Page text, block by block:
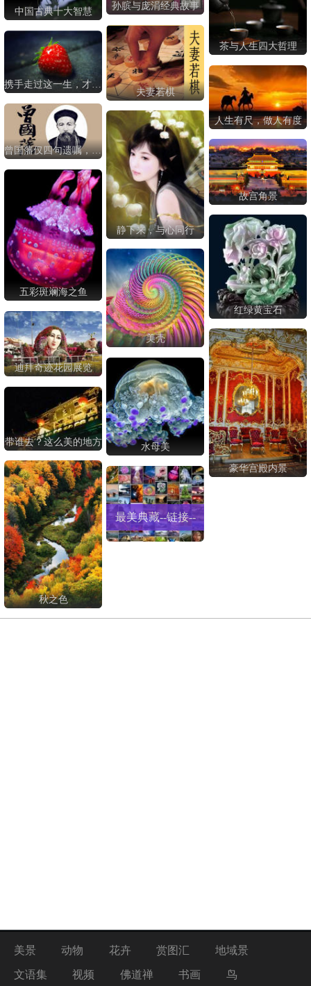
孙膑与庞涓经典故事
中国古典十大智慧
茶与人生四大哲理
夫妻若棋
人生有尺，做人有度
曾国藩仅四句遗嘱，后代竟没出一个败家子
静下来，与心同行
故宫角景
五彩斑斓海之鱼
红绿黄宝石
美壳
迪拜奇迹花园展览
豪华宫殿内景
水母美
带谁去？这么美的地方
秋之色
最美典藏--链接--
美景 动物 花卉 赏图汇 地域景
文语集 视频 佛道禅 书画 鸟